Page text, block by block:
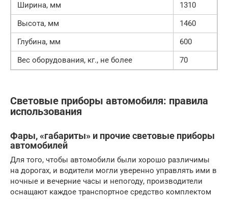
Ширина, мм
1310
Высота, мм
1460
Глубина, мм
600
Вес оборудования, кг., не более
70
Световые приборы автомобиля: правила
использования
Фары, «габариты» и прочие световые приборы
автомобилей
Для того, чтобы автомобили были хорошо различимы
на дорогах, и водители могли уверенно управлять ими в
ночные и вечерние часы и непогоду, производители
оснащают каждое транспортное средство комплектом